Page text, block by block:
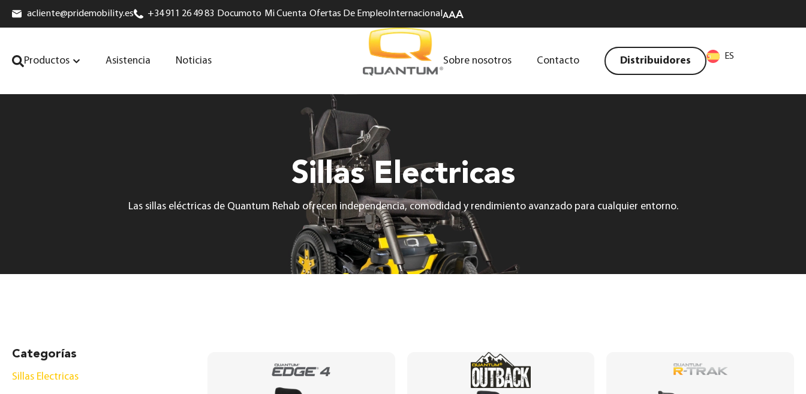
acliente@pridemobility.es +34 911 26 49 83 Documoto Mi Cuenta Ofertas De Empleo Internacional
Productos Asistencia Noticias Sobre nosotros Contacto Distribuidores ES
Sillas Electricas
Las sillas eléctricas de Quantum Rehab ofrecen independencia, comodidad y rendimiento avanzado para cualquier entorno.
Categorías
Sillas Electricas